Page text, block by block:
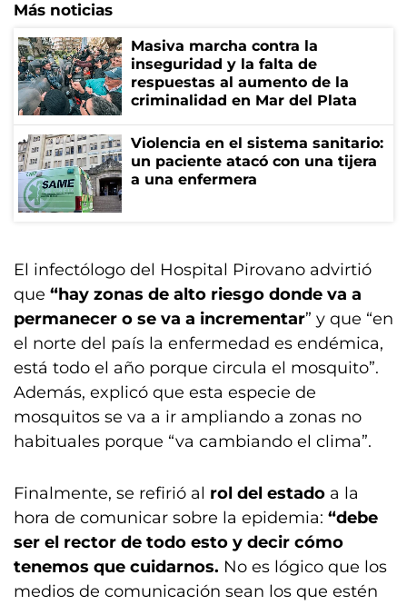
Más noticias
Masiva marcha contra la
inseguridad y la falta de
respuestas al aumento de la
criminalidad en Mar del Plata
Violencia en el sistema sanitario:
un paciente atacó con una tijera
a una enfermera
El infectólogo del Hospital Pirovano advirtió
que “hay zonas de alto riesgo donde va a
permanecer o se va a incrementar” y que “en
el norte del país la enfermedad es endémica,
está todo el año porque circula el mosquito”.
Además, explicó que esta especie de
mosquitos se va a ir ampliando a zonas no
habituales porque “va cambiando el clima”.
Finalmente, se refirió al rol del estado a la
hora de comunicar sobre la epidemia: “debe
ser el rector de todo esto y decir cómo
tenemos que cuidarnos. No es lógico que los
medios de comunicación sean los que estén